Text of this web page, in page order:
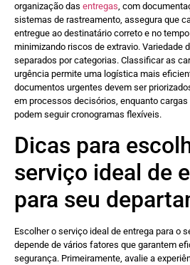
organização das entregas, com
sistemas de rastreamento, assegura que
entregue ao destinatário correto e no
minimizando riscos de extravio. Variedade
separados por categorias. Classificar as
urgência permite uma logística mais
documentos urgentes devem ser
em processos decisórios, enquanto cargas
podem seguir cronogramas flexíveis.
Dicas para
serviço ideal de
para seu
Escolher o serviço ideal de entrega para o
depende de vários fatores que garantem
segurança. Primeiramente, avalie a